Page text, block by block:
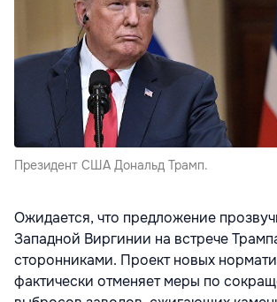
Президент США Дональд Трамп.
Ожидается, что предложение
Западной Виргинии на встрече
сторонниками. Проект новых
фактически отменяет меры по